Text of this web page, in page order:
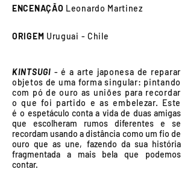
ENCENAÇÃO Leonardo Martinez
ORIGEM Uruguai - Chile
KINTSUGI - é a arte japonesa de reparar
objetos de uma forma singular: pintando
com pó de ouro as uniões para recordar
o que foi partido e as embelezar. Este
é o espetáculo conta a vida de duas amigas
que escolheram rumos diferentes e se
recordam usando a distância como um fio de
ouro que as une, fazendo da sua história
fragmentada a mais bela que podemos
contar.